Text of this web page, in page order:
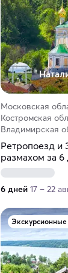
Московская
Костромская
Владимирская
Ретропоезд и
размахом за 6
6 дней 17 – 22
Экскурсионные